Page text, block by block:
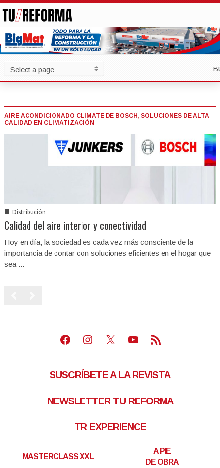
AIRE ACONDICIONADO CLIMATE DE BOSCH, SOLUCIONES DE ALTA
CALIDAD EN CLIMATIZACIÓN
■ Distribución
Calidad del aire interior y conectividad
Hoy en día, la sociedad es cada vez más consciente de la
importancia de contar con soluciones eficientes en el hogar que
sea ...
Facebook
Instagram
X Youtube
Feed RSS
SUSCRÍBETE A LA REVISTA
NEWSLETTER TU REFORMA
TR EXPERIENCE
MASTERCLASS XXL
A PIE
DE OBRA